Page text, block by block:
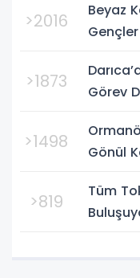
>2016
Beyaz
>1873
Görev
>1498
Gönül
>819
Tüm